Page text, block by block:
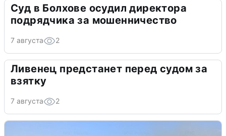
Суд в Болхове осудил директора
подрядчика за мошенничество
7 августа 2
Ливенец предстанет перед судом за
взятку
7 августа 2